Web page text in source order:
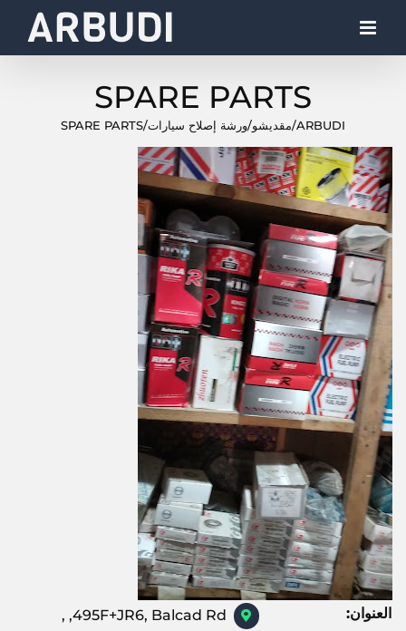
SPARE PARTS
ARBUDI
/مقديشو/ورشة إصلاح سيارات/
SPARE PARTS
العنوان:
495F+JR6, Balcad Rd, ,